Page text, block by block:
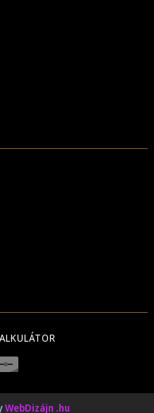
WebDizájn .hu